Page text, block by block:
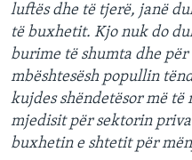
luftës dhe të tjerë, janë
të buxhetit. Kjo nuk do
burime të shumta dhe për
mbështesësh popullin
kujdes shëndetësor më
mjedisit për sektorin
buxhetin e shtetit për